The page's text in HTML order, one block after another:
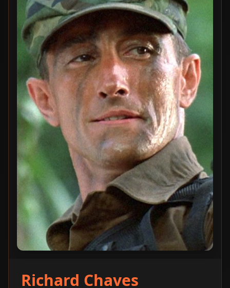
Richard Chaves